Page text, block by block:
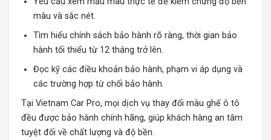
màu và sắc nét.
Tìm hiểu chính sách bảo hành rõ ràng, thời gian bảo
hành tối thiểu từ 12 tháng trở lên.
Đọc kỹ các điều khoản bảo hành, phạm vi áp dụng và
các trường hợp từ chối bảo hành.
Tại Vietnam Car Pro, mọi dịch vụ thay đổi màu ghế ô tô
đều được bảo hành chính hãng, giúp khách hàng an tâm
tuyệt đối về chất lượng và độ bền.